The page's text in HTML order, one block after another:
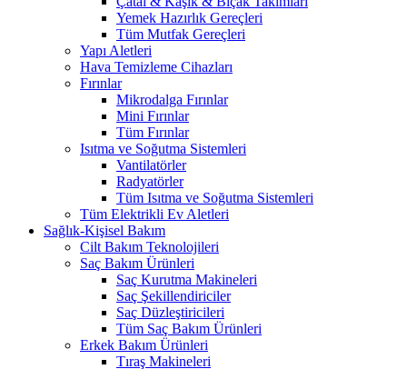
Yemek Hazırlık Gereçleri
Tüm Mutfak Gereçleri
Yapı Aletleri
Hava Temizleme Cihazları
Fırınlar
Mikrodalga Fırınlar
Mini Fırınlar
Tüm Fırınlar
Isıtma ve Soğutma Sistemleri
Vantilatörler
Radyatörler
Tüm Isıtma ve Soğutma Sistemleri
Tüm Elektrikli Ev Aletleri
Sağlık-Kişisel Bakım
Cilt Bakım Teknolojileri
Saç Bakım Ürünleri
Saç Kurutma Makineleri
Saç Şekillendiriciler
Saç Düzleştiricileri
Tüm Saç Bakım Ürünleri
Erkek Bakım Ürünleri
Tıraş Makineleri